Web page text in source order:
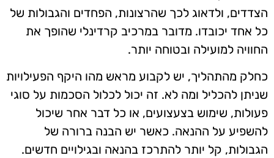
הצדדים, ולדאוג לכך שהרצונות, הפחדים והגבולות של
כל אחד יכובדו. מדובר במרכיב קרדינלי שהופך את
החוויה למועילה ובטוחה יותר.
כחלק מהתהליך, יש לקבוע מראש מהו היקף הפעילויות
שניתן להכליל ומה לא. זה יכול לכלול הסכמות על סוגי
פעולות, שימוש בצעצועים, או כל דבר אחר שיכול
להשפיע על ההנאה. כאשר יש הבנה ברורה של
הגבולות, קל יותר להתרכז בהנאה ובגילויים חדשים.